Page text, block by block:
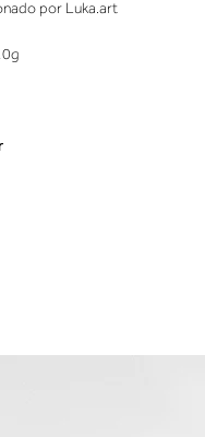
por Luka.art